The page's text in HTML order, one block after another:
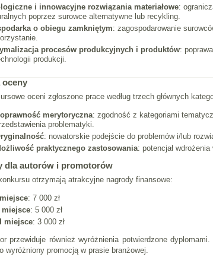
i innowacyjne rozwiązania materiałowe:
poprzez surowce alternatywne lub recykling.
o obiegu zamkniętym: zagospodarowanie
procesów produkcyjnych i produktów:
produkcji.
oceny
oceni zgłoszone prace według trzech głównych
merytoryczna: zgodność z kategoriami
problematyki.
: nowatorskie podejście do problemów i/lub
praktycznego zastosowania: potencjał
dla autorów i promotorów
otrzymają atrakcyjne nagrody finansowe:
: 7 000 zł
miejsce: 5 000 zł
miejsce: 3 000 zł
przewiduje również wyróżnienia potwierdzone
wyróżniony promocją w prasie branżowej.